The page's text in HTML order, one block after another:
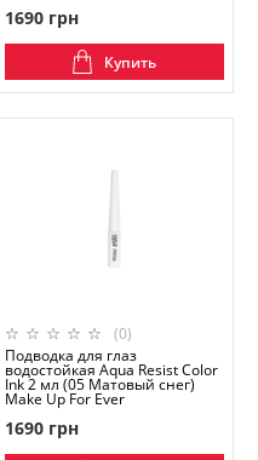
1690 грн
Купить
(0)
Подводка для глаз
водостойкая Aqua Resist Color
Ink 2 мл (05 Матовый снег)
Make Up For Ever
1690 грн